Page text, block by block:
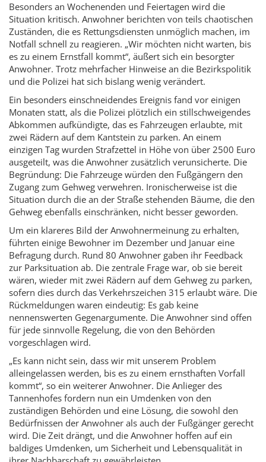
Besonders an Wochenenden und Feiertagen wird die
Situation kritisch. Anwohner berichten von teils chaotischen
Zuständen, die es Rettungsdiensten unmöglich machen, im
Notfall schnell zu reagieren. „Wir möchten nicht warten, bis
es zu einem Ernstfall kommt“, äußert sich ein besorgter
Anwohner. Trotz mehrfacher Hinweise an die Bezirkspolitik
und die Polizei hat sich bislang wenig verändert.
Ein besonders einschneidendes Ereignis fand vor einigen
Monaten statt, als die Polizei plötzlich ein stillschweigendes
Abkommen aufkündigte, das es Fahrzeugen erlaubte, mit
zwei Rädern auf dem Kantstein zu parken. An einem
einzigen Tag wurden Strafzettel in Höhe von über 2500 Euro
ausgeteilt, was die Anwohner zusätzlich verunsicherte. Die
Begründung: Die Fahrzeuge würden den Fußgängern den
Zugang zum Gehweg verwehren. Ironischerweise ist die
Situation durch die an der Straße stehenden Bäume, die den
Gehweg ebenfalls einschränken, nicht besser geworden.
Um ein klareres Bild der Anwohnermeinung zu erhalten,
führten einige Bewohner im Dezember und Januar eine
Befragung durch. Rund 80 Anwohner gaben ihr Feedback
zur Parksituation ab. Die zentrale Frage war, ob sie bereit
wären, wieder mit zwei Rädern auf dem Gehweg zu parken,
sofern dies durch das Verkehrszeichen 315 erlaubt wäre. Die
Rückmeldungen waren eindeutig: Es gab keine
nennenswerten Gegenargumente. Die Anwohner sind offen
für jede sinnvolle Regelung, die von den Behörden
vorgeschlagen wird.
„Es kann nicht sein, dass wir mit unserem Problem
alleingelassen werden, bis es zu einem ernsthaften Vorfall
kommt“, so ein weiterer Anwohner. Die Anlieger des
Tannenhofes fordern nun ein Umdenken von den
zuständigen Behörden und eine Lösung, die sowohl den
Bedürfnissen der Anwohner als auch der Fußgänger gerecht
wird. Die Zeit drängt, und die Anwohner hoffen auf ein
baldiges Umdenken, um Sicherheit und Lebensqualität in